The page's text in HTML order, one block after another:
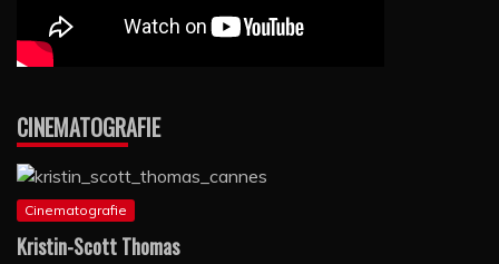
CINEMATOGRAFIE
Cinematografie
Kristin-Scott Thomas